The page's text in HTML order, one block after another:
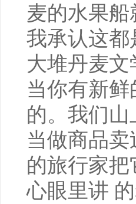
麦的水果
我承认这
大堆丹麦
当你有新
的。我们
当做商品
的旅行家
心眼里讲